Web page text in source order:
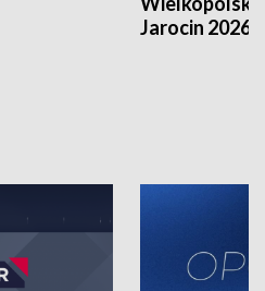
Jarocin 2026